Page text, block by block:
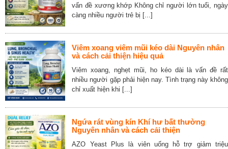
vấn đề xương khớp Không chỉ người lớn tuổi, ngày
càng nhiều người trẻ bị [...]
Viêm xoang viêm mũi kéo dài Nguyên nhân
và cách cải thiện hiệu quả
Viêm xoang, nghẹt mũi, ho kéo dài là vấn đề rất
nhiều người gặp phải hiện nay. Tình trạng này không
chỉ xuất hiện khi [...]
Ngứa rát vùng kín Khí hư bất thường
Nguyên nhân và cách cải thiện
AZO Yeast Plus là viên uống hỗ trợ giảm triệu